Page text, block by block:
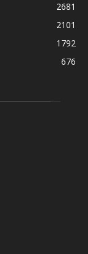
2681
2101
1792
676